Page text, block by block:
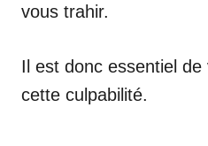
vous trahir.
Il est donc essentiel
cette culpabilité.